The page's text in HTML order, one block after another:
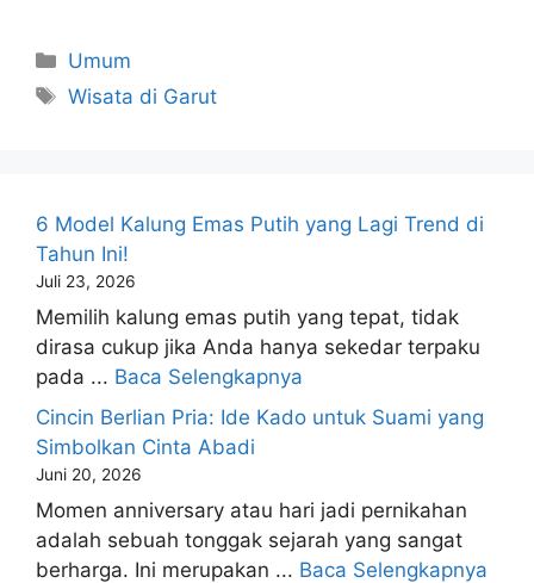
Kategori
Umum
Tag
Wisata di Garut
6 Model Kalung Emas Putih yang Lagi Trend di
Tahun Ini!
Juli 23, 2026
Memilih kalung emas putih yang tepat, tidak
dirasa cukup jika Anda hanya sekedar terpaku
pada ... Baca Selengkapnya
Cincin Berlian Pria: Ide Kado untuk Suami yang
Simbolkan Cinta Abadi
Juni 20, 2026
Momen anniversary atau hari jadi pernikahan
adalah sebuah tonggak sejarah yang sangat
berharga. Ini merupakan ... Baca Selengkapnya